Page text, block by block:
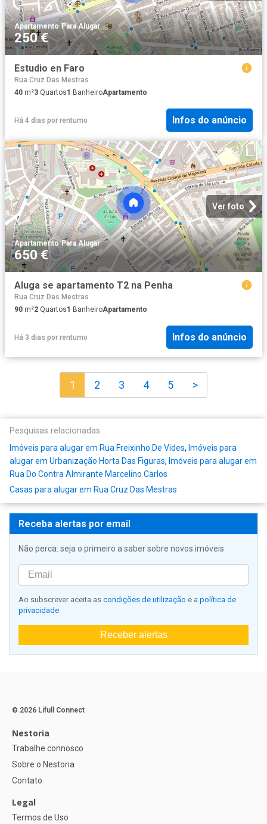
Apartamento·Para Alugar
250 €
Estudio en Faro
Rua Cruz Das Mestras
40 m²3 Quartos1 BanheiroApartamento
Há 4 dias por rentumo Infos do anúncio
Ver foto
Apartamento·Para Alugar
650 €
Aluga se apartamento T2 na Penha
Rua Cruz Das Mestras
90 m²2 Quartos1 BanheiroApartamento
Há 3 dias por rentumo Infos do anúncio
1 2 3 4 5 >
Pesquisas relacionadas
Imóveis para alugar em Rua Freixinho De Vides, Imóveis para
alugar em Urbanização Horta Das Figuras, Imóveis para alugar em
Rua Do Contra Almirante Marcelino Carlos
Casas para alugar em Rua Cruz Das Mestras
Receba alertas por email
Não perca: seja o primeiro a saber sobre novos imóveis
Ao subscrever aceita as condições de utilização e a política de
privacidade
Receber alertas
© 2026 Lifull Connect
Nestoria
Trabalhe connosco
Sobre o Nestoria
Contato
Legal
Termos de Uso